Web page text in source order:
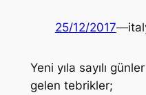
25/12/2017—
Yeni yıla sayılı
gelen tebrikler;